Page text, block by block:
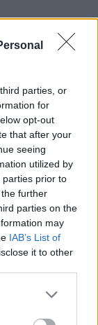
parties, or
for
opt-out
that after your
seeing
utilized by
parties prior to
further
parties on the
may
IAB’s List of
it to other
more Google
may click to
a mérleg!